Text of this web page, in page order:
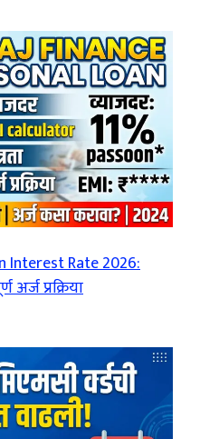
Interest Rate 2026:
अर्ज प्रक्रिया